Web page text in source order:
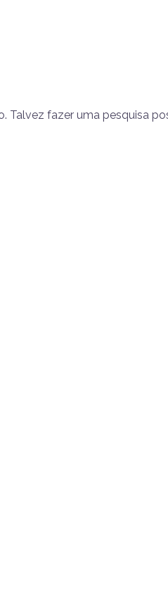
Talvez fazer uma pesquisa